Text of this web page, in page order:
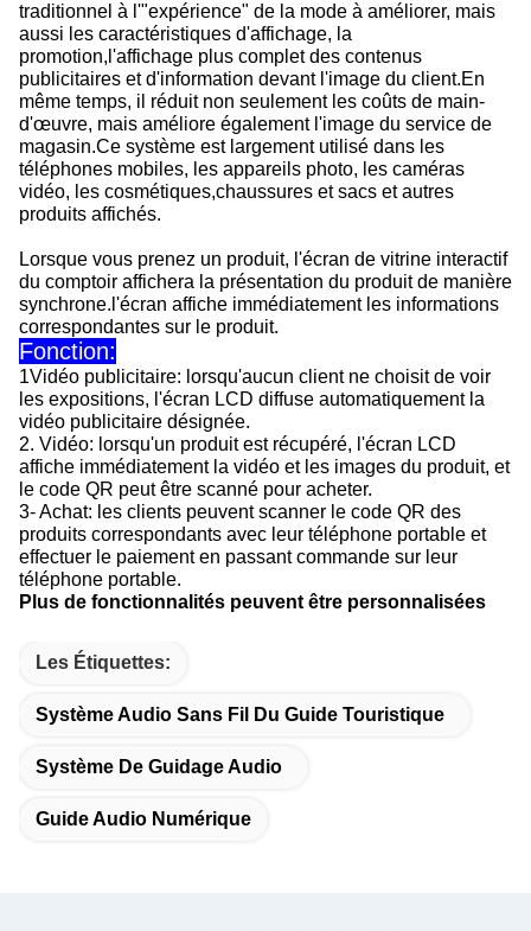
traditionnel à l'"expérience" de la mode à améliorer, mais
aussi les caractéristiques d'affichage, la
promotion,l'affichage plus complet des contenus
publicitaires et d'information devant l'image du client.En
même temps, il réduit non seulement les coûts de main-
d'œuvre, mais améliore également l'image du service de
magasin.Ce système est largement utilisé dans les
téléphones mobiles, les appareils photo, les caméras
vidéo, les cosmétiques,chaussures et sacs et autres
produits affichés.
Lorsque vous prenez un produit, l'écran de vitrine interactif
du comptoir affichera la présentation du produit de manière
synchrone.l'écran affiche immédiatement les informations
correspondantes sur le produit.
Fonction:
1Vidéo publicitaire: lorsqu'aucun client ne choisit de voir
les expositions, l'écran LCD diffuse automatiquement la
vidéo publicitaire désignée.
2. Vidéo: lorsqu'un produit est récupéré, l'écran LCD
affiche immédiatement la vidéo et les images du produit, et
le code QR peut être scanné pour acheter.
3- Achat: les clients peuvent scanner le code QR des
produits correspondants avec leur téléphone portable et
effectuer le paiement en passant commande sur leur
téléphone portable.
Plus de fonctionnalités peuvent être personnalisées
Les Étiquettes:
Système Audio Sans Fil Du Guide Touristique
Système De Guidage Audio
Guide Audio Numérique